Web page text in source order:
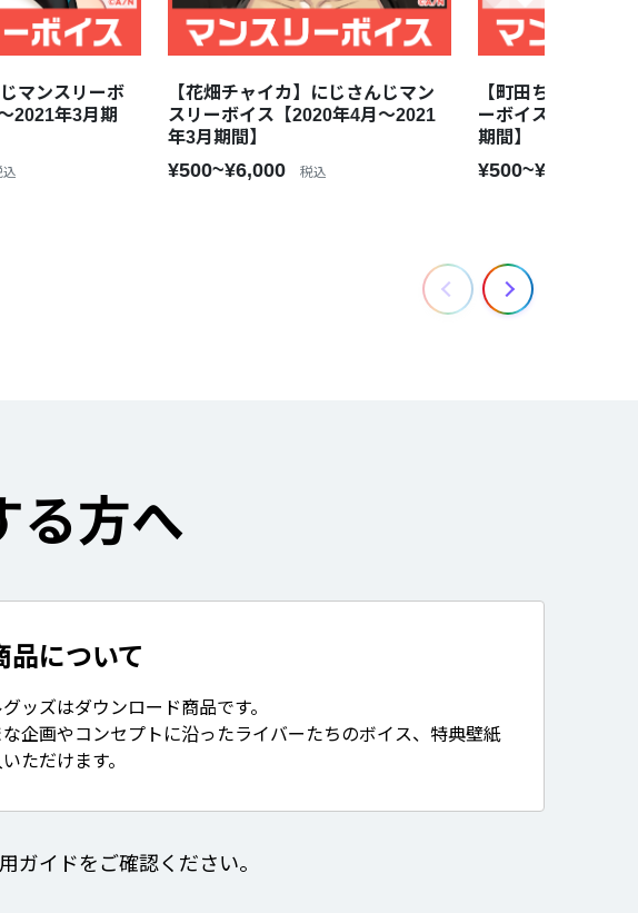
マンスリーボ
2021年3月期
込
【花畑チャイカ】にじさんじマン
スリーボイス【2020年4月～2021
年3月期間】
¥500~¥6,000 税込
【町田ちま】にじ
ーボイス【2020年
期間】
¥500~¥6,000
る方へ
品について
ッズはダウンロード商品です。
な企画やコンセプトに沿ったライバーたちのボイス、特典壁紙
ただけます。
ガイドをご確認ください。